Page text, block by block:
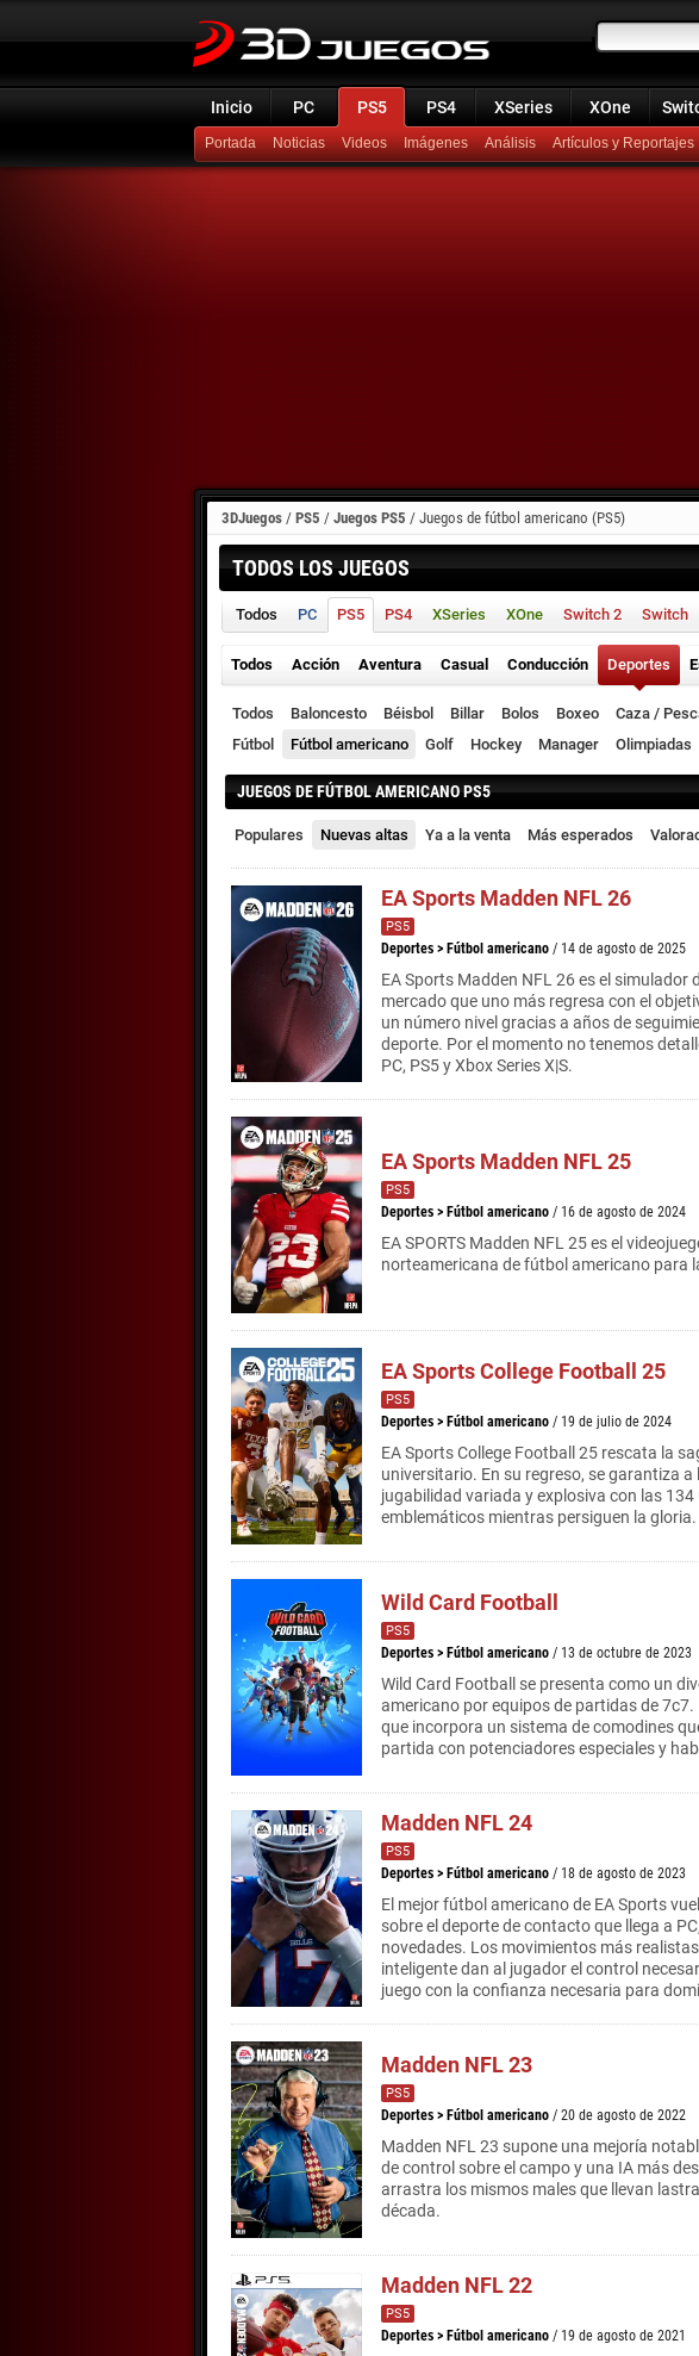
Inicio PC PS5 PS4 XSeries XOne
Portada Noticias Videos Imágenes Análisis Artículos y Reportajes
3DJuegos / PS5 / Juegos PS5 / Juegos de fútbol americano (PS5)
TODOS LOS JUEGOS
Todos PC PS5 PS4 XSeries XOne Switch 2 Switch
Todos Acción Aventura Casual Conducción Deportes
Todos Baloncesto Béisbol Billar Bolos Boxeo Caza /
Fútbol
Fútbol americano Golf Hockey Manager Olimpiadas
JUEGOS DE FÚTBOL AMERICANO PS5
Populares Nuevas altas Ya a la venta Más esperados
EA Sports Madden NFL 26
PS5
Deportes > Fútbol americano / 14 de agosto de 2025
EA Sports Madden NFL 26 es el simulador
mercado que uno más regresa con el
un número nivel gracias a años de
deporte. Por el momento no tenemos
PC, PS5 y Xbox Series X|S.
EA Sports Madden NFL 25
PS5
Deportes > Fútbol americano / 16 de agosto de 2024
EA SPORTS Madden NFL 25 es el
norteamericana de fútbol americano para
EA Sports College Football 25
PS5
Deportes > Fútbol americano / 19 de julio de 2024
EA Sports College Football 25 rescata la
universitario. En su regreso, se garantiza
jugabilidad variada y explosiva con las
emblemáticos mientras persiguen la gloria.
Wild Card Football
PS5
Deportes > Fútbol americano / 13 de octubre de 2023
Wild Card Football se presenta como un
americano por equipos de partidas de
que incorpora un sistema de comodines
partida con potenciadores especiales y
Madden NFL 24
PS5
Deportes > Fútbol americano / 18 de agosto de 2023
El mejor fútbol americano de EA Sports
sobre el deporte de contacto que llega a
novedades. Los movimientos más
inteligente dan al jugador el control
juego con la confianza necesaria para
Madden NFL 23
PS5
Deportes > Fútbol americano / 20 de agosto de 2022
Madden NFL 23 supone una mejoría
de control sobre el campo y una IA más
arrastra los mismos males que llevan
década.
Madden NFL 22
PS5
Deportes > Fútbol americano / 19 de agosto de 2021